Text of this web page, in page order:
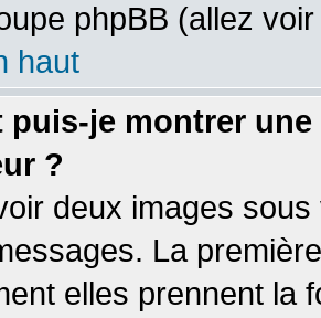
phpBB (allez
haut
puis-je montrer
?
deux images
La
elles prennent la